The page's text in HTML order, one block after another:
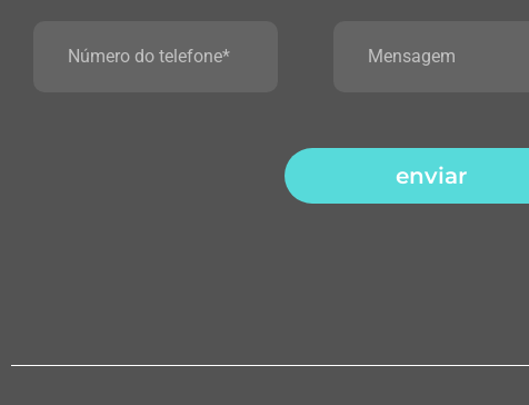
enviar